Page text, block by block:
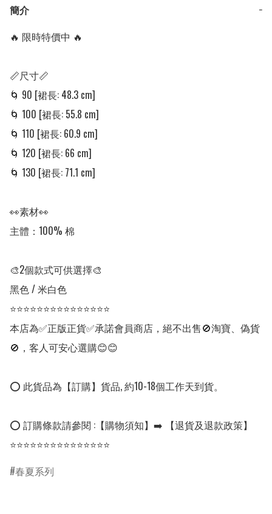
簡介
−
🔥 限時特價中 🔥
📏尺寸📏
🌀 90 [裙長: 48.3 cm]
🌀 100 [裙長: 55.8 cm]
🌀 110 [裙長: 60.9 cm]
🌀 120 [裙長: 66 cm]
🌀 130 [裙長: 71.1 cm]
👀素材👀
主體：100% 棉
🎨2個款式可供選擇🎨
黑色 / 米白色
⭐⭐⭐⭐⭐⭐⭐⭐⭐⭐⭐⭐⭐⭐⭐
本店為✅正版正貨✅承諾會員商店，絕不出售🚫淘寶、偽貨
🚫，客人可安心選購😊😊
⭕ 此貨品為【訂購】貨品, 約10-18個工作天到貨。
⭕ 訂購條款請參閱 :【購物須知】➡️ 【退貨及退款政策】
⭐⭐⭐⭐⭐⭐⭐⭐⭐⭐⭐⭐⭐⭐⭐
春夏系列